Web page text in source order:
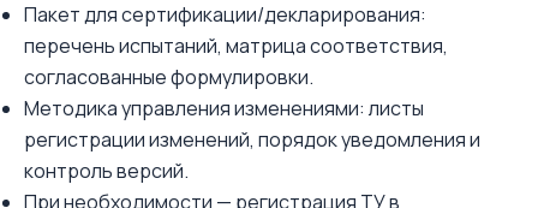
Пакет для сертификации/декларирования:
перечень испытаний, матрица соответствия,
согласованные формулировки.
Методика управления изменениями: листы
регистрации изменений, порядок уведомления и
контроль версий.
При необходимости — регистрация ТУ в